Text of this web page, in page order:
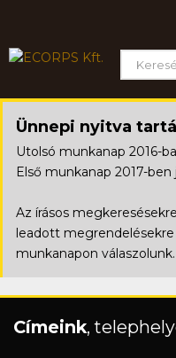
Ünnepi nyitva
Utolsó munkanap 2016-
Első munkanap 2017-
Az írásos
leadott megrendelésekre
munkanapon válaszolunk.
Címeink,